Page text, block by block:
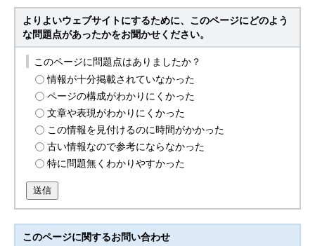
よりよいウェブサイトにするために、このページにどのよう
な問題点があったかをお聞かせください。
このページに問題点はありましたか？
情報が十分掲載されていなかった
ページの構成がわかりにくかった
文章や表現がわかりにくかった
この情報を見付けるのに時間がかかった
古い情報なので参考にならなかった
特に問題無くわかりやすかった
送信
このページに関するお問い合わせ